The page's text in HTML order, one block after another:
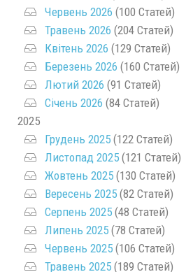
Червень 2026 (100 Статей)
Травень 2026 (204 Статей)
Квітень 2026 (129 Статей)
Березень 2026 (160 Статей)
Лютий 2026 (91 Статей)
Січень 2026 (84 Статей)
2025
Грудень 2025 (122 Статей)
Листопад 2025 (121 Статей)
Жовтень 2025 (130 Статей)
Вересень 2025 (82 Статей)
Серпень 2025 (48 Статей)
Липень 2025 (78 Статей)
Червень 2025 (106 Статей)
Травень 2025 (189 Статей)